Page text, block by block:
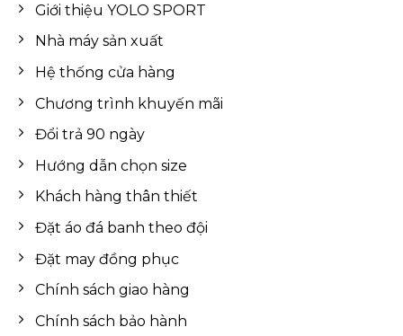
Giới thiệu YOLO SPORT
Nhà máy sản xuất
Hệ thống cửa hàng
Chương trình khuyến mãi
Đổi trả 90 ngày
Hướng dẫn chọn size
Khách hàng thân thiết
Đặt áo đá banh theo đội
Đặt may đồng phục
Chính sách giao hàng
Chính sách bảo hành